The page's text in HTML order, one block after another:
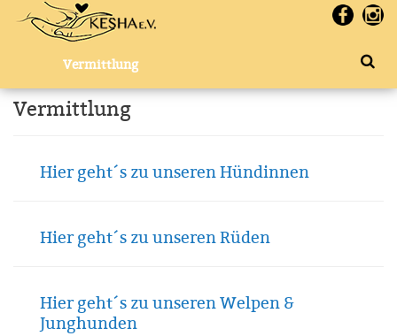
Vermittlung
Vermittlung
Hier geht´s zu unseren Hündinnen
Hier geht´s zu unseren Rüden
Hier geht´s zu unseren Welpen &
Junghunden